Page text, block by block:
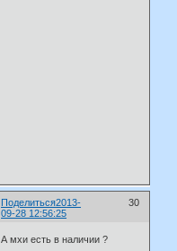
Поделиться 30
2013-
09-28 12:56:25
А мхи есть в наличии ?